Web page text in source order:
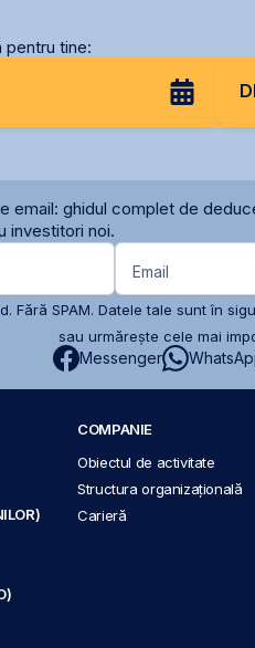
pentru tine:
email: ghidul complet de
investitori noi.
Email
Fără SPAM. Datele tale sunt în
sau urmărește cele mai
Messenger
COMPANIE
Obiectul de activitate
Structura organizațională
Carieră